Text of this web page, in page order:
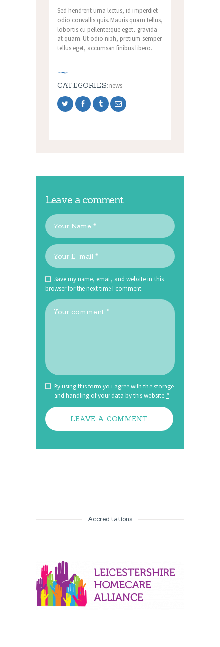
Sed hendrerit urna lectus, id imperdiet
odio convallis quis. Mauris quam tellus,
lobortis eu pellentesque eget, gravida
at quam. Ut odio nibh, pretium semper
tellus eget, accumsan finibus libero.
CATEGORIES: news
Leave a comment
Save my name, email, and website in this
browser for the next time I comment.
By using this form you agree with the storage
and handling of your data by this website.*
Accreditations